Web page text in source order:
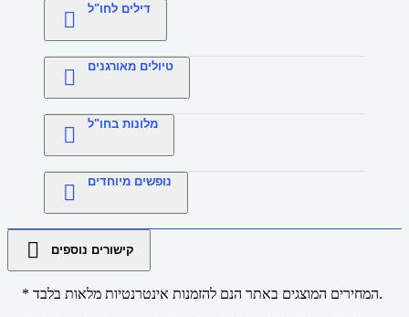
דילים לחו"ל
טיולים מאורגנים
מלונות בחו"ל
נופשים מיוחדים
קישורים נוספים
* המחירים המוצגים באתר הנם להזמנות אינטרנטיות מלאות בלבד.